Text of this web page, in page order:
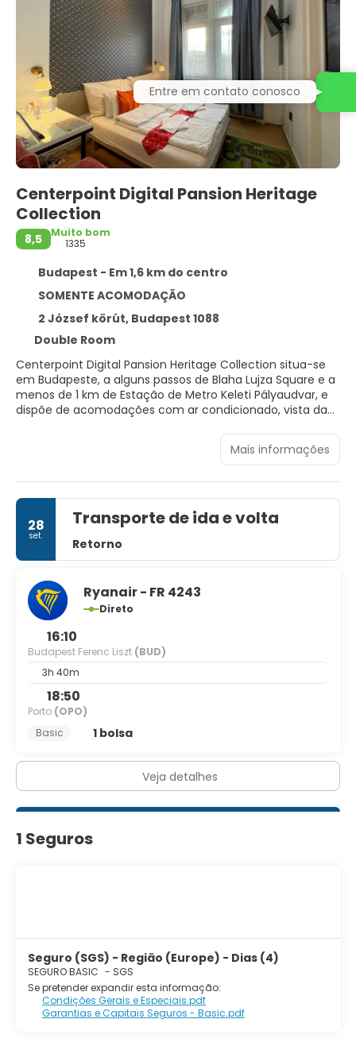
Centerpoint Digital Pansion Heritage
Collection
8,5
Muito bom
1335
Budapest - Em 1,6 km do centro
SOMENTE ACOMODAÇÃO
2 József körút, Budapest 1088
Double Room
Centerpoint Digital Pansion Heritage Collection situa-se
em Budapeste, a alguns passos de Blaha Lujza Square e a
menos de 1 km de Estação de Metro Keleti Pályaudvar, e
dispõe de acomodações com ar condicionado, vista da
equipada com televisão de ecrã plano e uma casa de
banho privativa com bidé, chuveiro e produtos de higiene
pessoal gratuitos, além disso a kitchenette tem um
frigorífico, um micro-ondas e um minibar. Centerpoint
Digital Pansion Heritage Collection tem vários pontos de
interesse populares nas suas proximidades, incluindo
Casa do Terror, Grande Sinagoga de Budapeste e Ópera
Estatal. O Aeroporto Internacional de Budapeste - Ferenc
Liszt fica a 13 km da propriedade.
Mais informações
28
set.
Transporte de ida e volta
Retorno
Ryanair - FR 4243
Direto
16:10
Budapest Ferenc Liszt (BUD)
3h 40m
18:50
Porto (OPO)
Basic
1 bolsa
Veja detalhes
1 Seguros
Seguro (SGS) - Região (Europe) - Dias (4)
SEGURO BASIC - SGS
Se pretender expandir esta informação:
Condições Gerais e Especiais.pdf
Garantias e Capitais Seguros - Basic.pdf
Entre em contato conosco